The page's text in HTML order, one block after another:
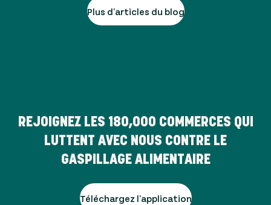
Plus d'articles du blog
REJOIGNEZ LES 180,000 COMMERCES QUI
LUTTENT AVEC NOUS CONTRE LE
GASPILLAGE ALIMENTAIRE
Téléchargez l'application